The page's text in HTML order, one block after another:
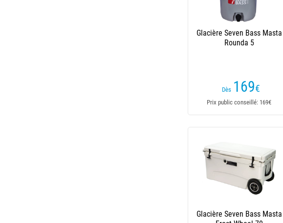
Glacière Seven Bass Masta
Rounda 5
Dès 169€
Prix public conseillé: 169€
Glacière Seven Bass Masta